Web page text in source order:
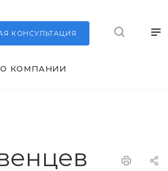
КОНСУЛЬТАЦИЯ
О КОМПАНИИ